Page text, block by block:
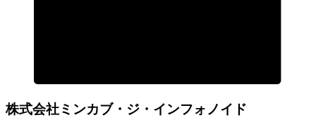
株式会社ミンカブ・ジ・インフォノイド